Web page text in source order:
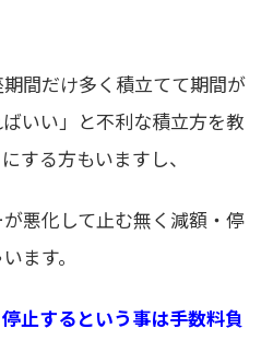
間だけ多く積立てて期間が
いい」と不利な積立方を教
する方もいますし、
悪化して止む無く減額・停
ます。
止するという事は手数料負